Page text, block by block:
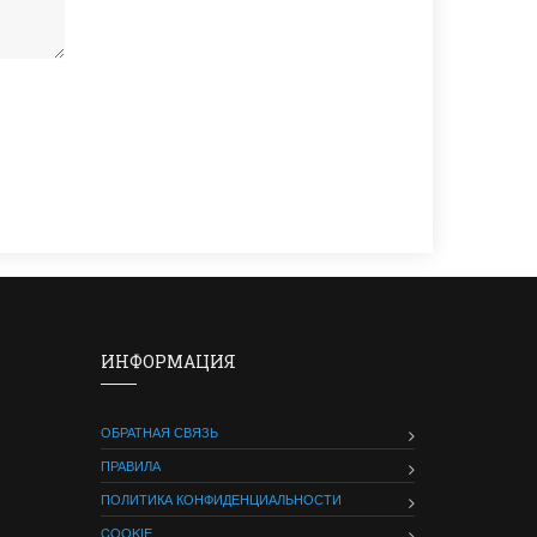
ИНФОРМАЦИЯ
ОБРАТНАЯ СВЯЗЬ
ПРАВИЛА
ПОЛИТИКА КОНФИДЕНЦИАЛЬНОСТИ
COOKIE